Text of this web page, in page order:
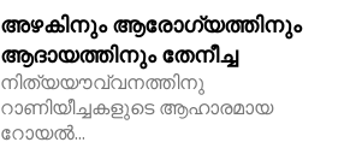
അഴകിനും ആരോഗ്യത്തിനും
ആദായത്തിനും തേനീച്ച
നിത്യയൗവ്വനത്തിനു
റാണിയീച്ചകളുടെ ആഹാരമായ
റോയല്‍...